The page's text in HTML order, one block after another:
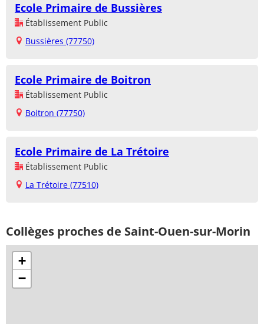
Ecole Primaire de Bussières
Établissement Public
Bussières (77750)
Ecole Primaire de Boitron
Établissement Public
Boitron (77750)
Ecole Primaire de La Trétoire
Établissement Public
La Trétoire (77510)
Collèges proches de Saint-Ouen-sur-Morin
+
−